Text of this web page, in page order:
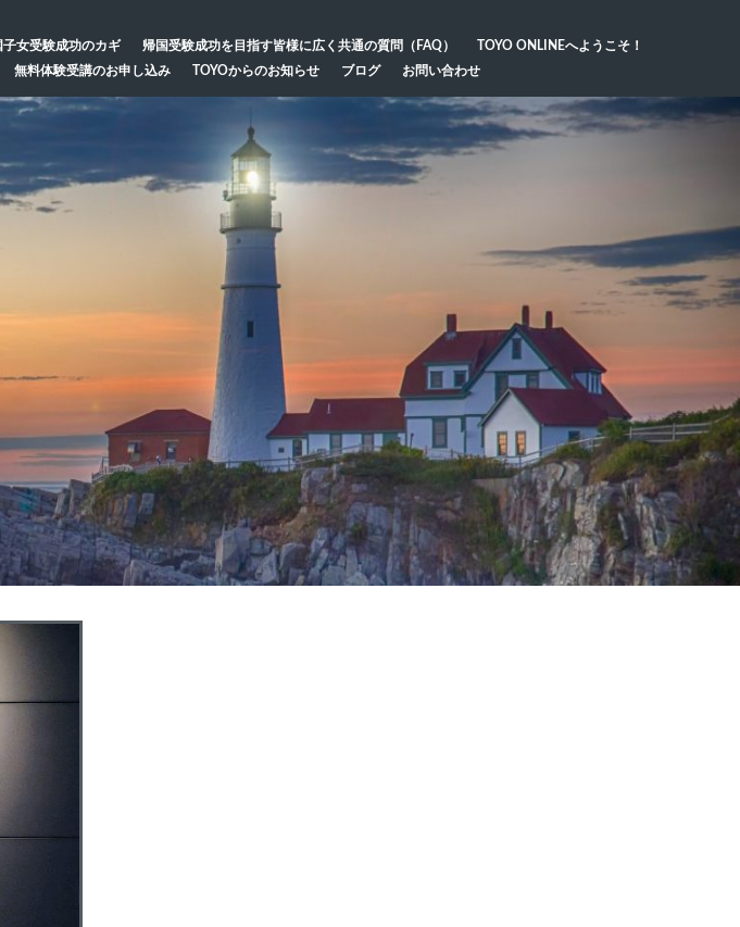
子女受験成功のカギ 帰国受験成功を目指す皆様に広く共通の質問（FAQ）
TOYO ONLINEへようこそ！
無料体験受講のお申し込み TOYOからのお知らせ ブログ お問い合わせ